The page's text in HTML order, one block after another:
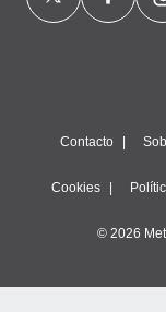
Contacto
Cookies
© 2026